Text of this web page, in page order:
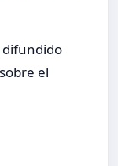
difundido
el